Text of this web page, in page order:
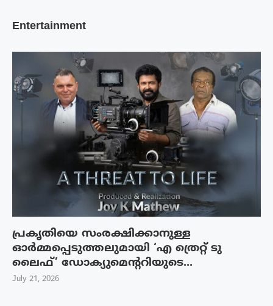
Entertainment
പ്രകൃതിയെ സംരക്ഷിക്കാനുള്ള
ഓർമ്മപ്പെടുത്തലുമായി ‘എ ത്രെറ്റ് ടു
ലൈഫ്’ ഡോക്യുമെന്ററിയുടെ...
July 21, 2026